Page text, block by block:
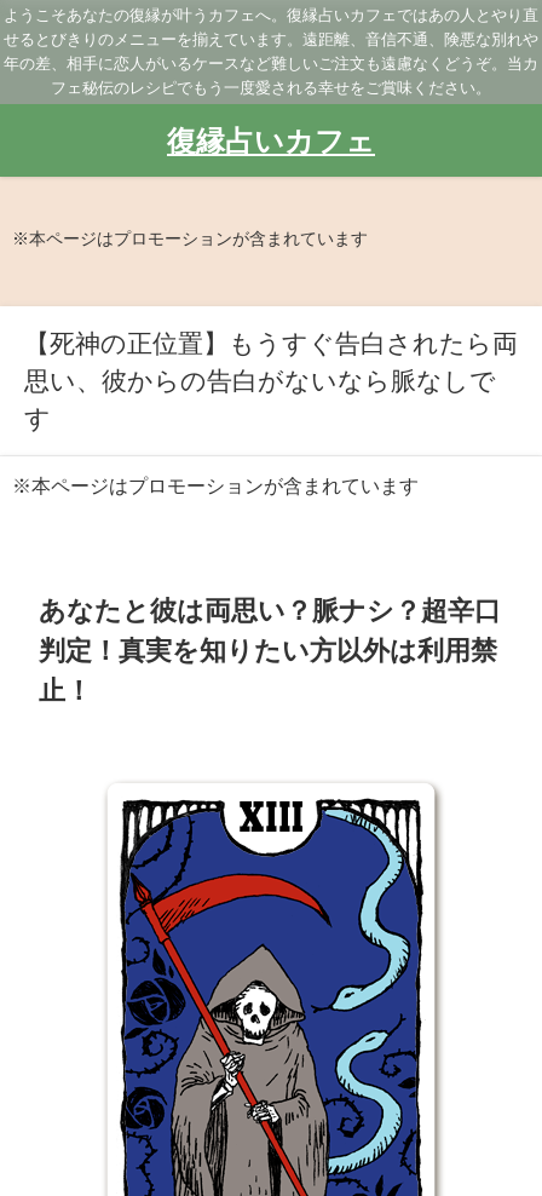
ようこそあなたの復縁が叶うカフェへ。復縁占いカフェではあの人とやり直
せるとびきりのメニューを揃えています。遠距離、音信不通、険悪な別れや
年の差、相手に恋人がいるケースなど難しいご注文も遠慮なくどうぞ。当カ
フェ秘伝のレシピでもう一度愛される幸せをご賞味ください。
復縁占いカフェ
※本ページはプロモーションが含まれています
【死神の正位置】もうすぐ告白されたら両
思い、彼からの告白がないなら脈なしで
す
※本ページはプロモーションが含まれています
あなたと彼は両思い？脈ナシ？超辛口
判定！真実を知りたい方以外は利用禁
止！